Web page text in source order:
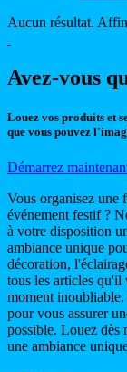
Aucun résultat.
Avez-vous
Louez vos produits et
que vous pouvez
Démarrez
Vous organisez une
événement festif ?
à votre disposition
ambiance unique
décoration,
tous les articles qu'il
moment
pour vous assurer
possible. Louez dès
une ambiance